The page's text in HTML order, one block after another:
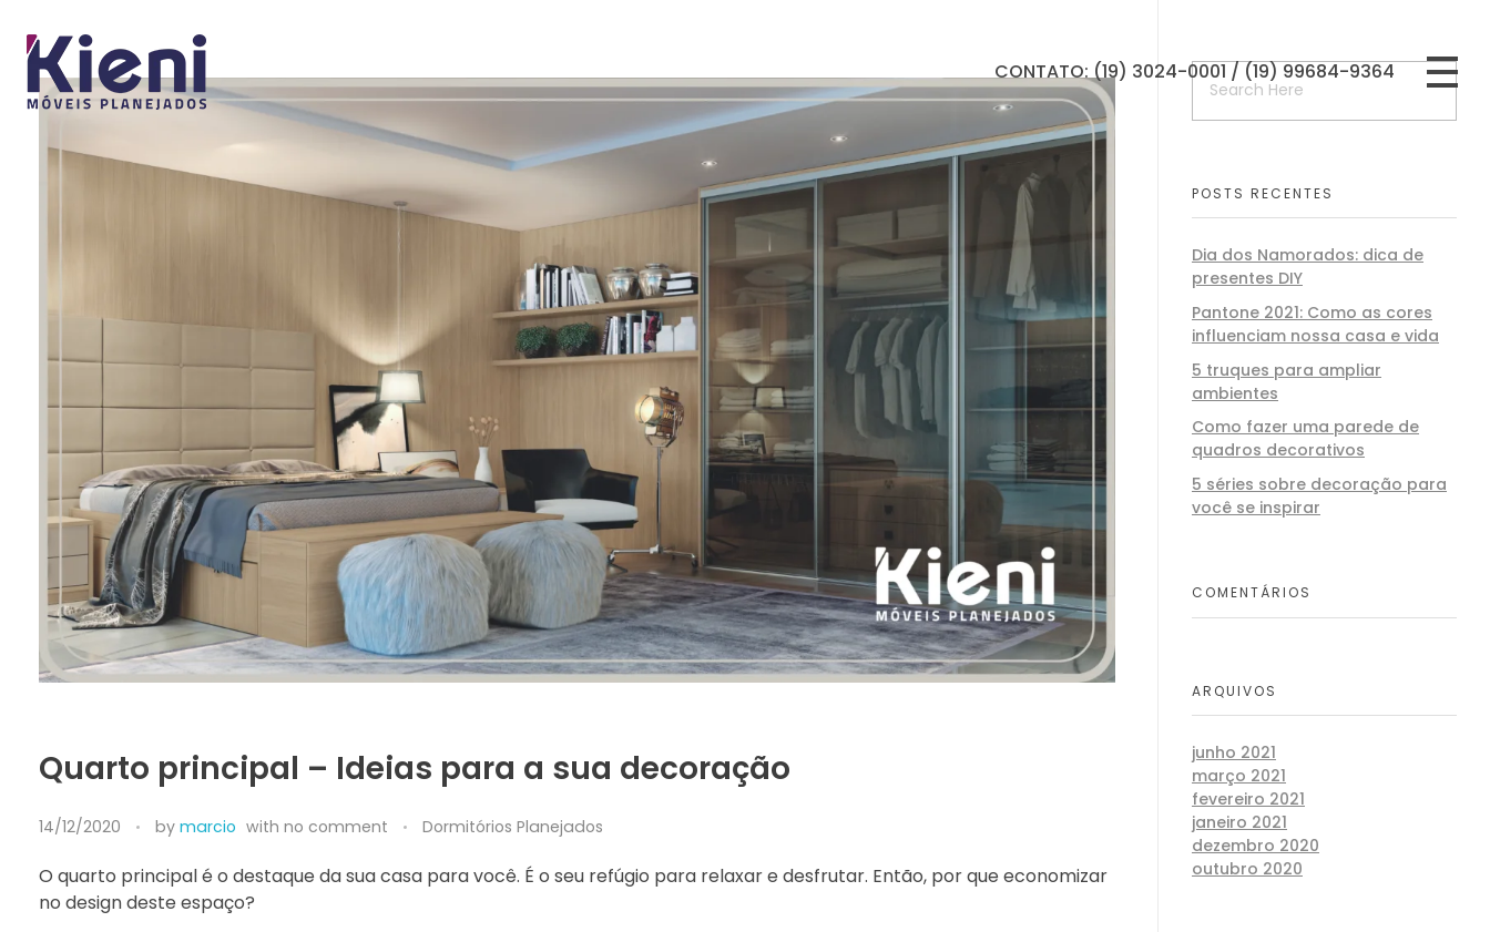
CONTATO: (19) 3024-0001 / (19) 99684-9364
Quarto principal – Ideias para a sua decoração
14/12/2020 by marcio with no comment Dormitórios Planejados
O quarto principal é o destaque da sua casa para você. É o seu refúgio para relaxar e desfrutar. Então, por que economizar
no design deste espaço?
POSTS RECENTES
Dia dos Namorados: dica de
presentes DIY
Pantone 2021: Como as cores
influenciam nossa casa e vida
5 truques para ampliar
ambientes
Como fazer uma parede de
quadros decorativos
5 séries sobre decoração para
você se inspirar
COMENTÁRIOS
ARQUIVOS
junho 2021
março 2021
fevereiro 2021
janeiro 2021
dezembro 2020
outubro 2020